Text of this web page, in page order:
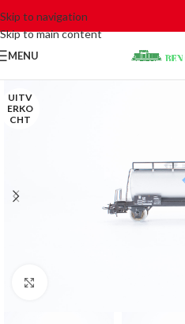
Skip to navigation
Skip to main content
MENU
UITV
ERKO
CHT